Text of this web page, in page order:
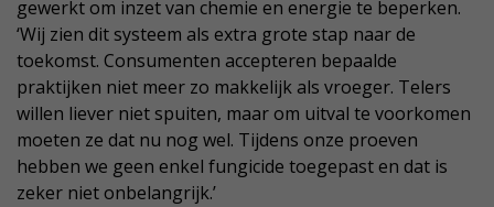
gewerkt om inzet van chemie en energie te beperken.
‘Wij zien dit systeem als extra grote stap naar de
toekomst. Consumenten accepteren bepaalde
praktijken niet meer zo makkelijk als vroeger. Telers
willen liever niet spuiten, maar om uitval te voorkomen
moeten ze dat nu nog wel. Tijdens onze proeven
hebben we geen enkel fungicide toegepast en dat is
zeker niet onbelangrijk.’